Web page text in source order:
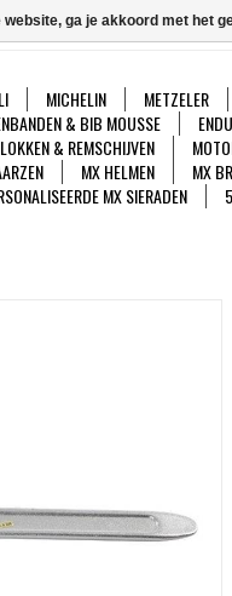
MICHELIN METZELER
& BIB MOUSSE
& REMSCHIJVEN
MX HELMEN MX
MX SIERADEN
website, ga je akkoord met het